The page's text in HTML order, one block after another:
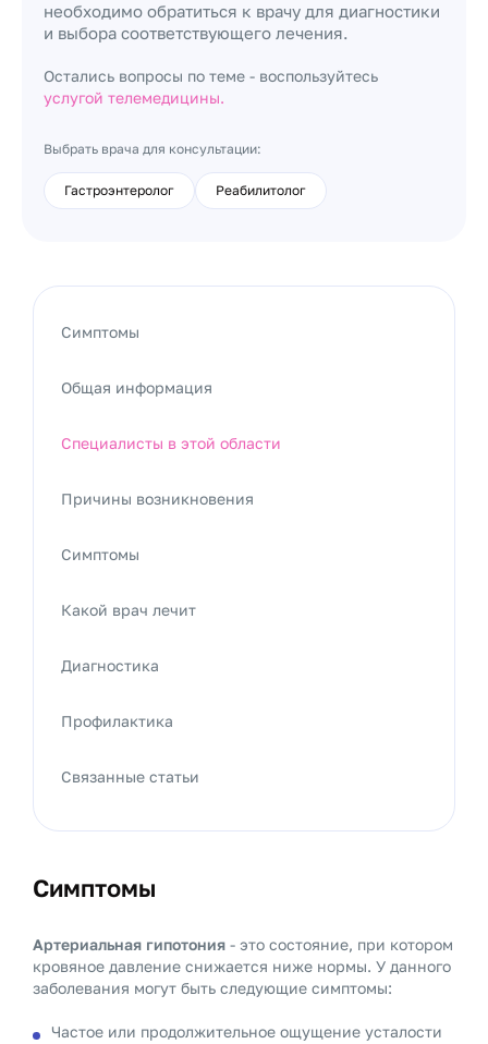
необходимо обратиться к врачу для диагностики
и выбора соответствующего лечения.
Остались вопросы по теме - воспользуйтесь
услугой телемедицины.
Выбрать врача для консультации:
Гастроэнтеролог Реабилитолог
Симптомы
Артериальная гипотония - это состояние, при котором
кровяное давление снижается ниже нормы. У данного
заболевания могут быть следующие симптомы:
Частое или продолжительное ощущение усталости
Симптомы
Общая информация
Специалисты в этой области
Причины возникновения
Симптомы
Какой врач лечит
Диагностика
Профилактика
Связанные статьи